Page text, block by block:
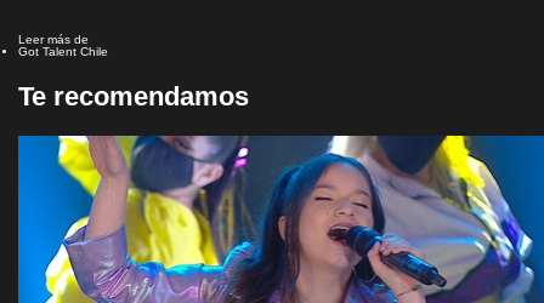
Leer más de
Got Talent Chile
Te recomendamos